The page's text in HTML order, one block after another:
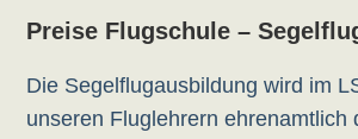
Preise Flugschule –
Die Segelflugausbildung wird im
unseren Fluglehrern ehrenamtlich